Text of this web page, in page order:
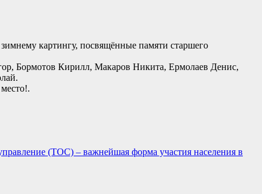
картингу, посвящённые памяти старшего
Бормотов Кирилл, Макаров Никита, Ермолаев Денис,
(ТОС) – важнейшая форма участия населения в